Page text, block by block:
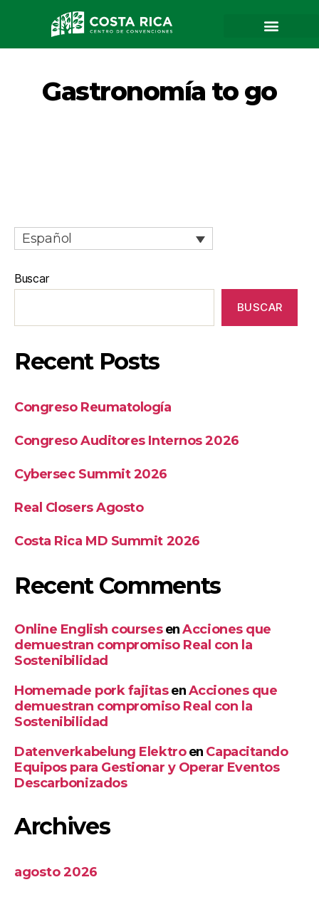
Gastronomía to go
Español
Buscar
BUSCAR
Recent Posts
Congreso Reumatología
Congreso Auditores Internos 2026
Cybersec Summit 2026
Real Closers Agosto
Costa Rica MD Summit 2026
Recent Comments
Online English coursesenAcciones que
demuestran compromiso Real con la
Sostenibilidad
Homemade pork fajitasenAcciones que
demuestran compromiso Real con la
Sostenibilidad
Datenverkabelung Elektroen Capacitando
Equipos para Gestionar y Operar Eventos
Descarbonizados
Archives
agosto 2026